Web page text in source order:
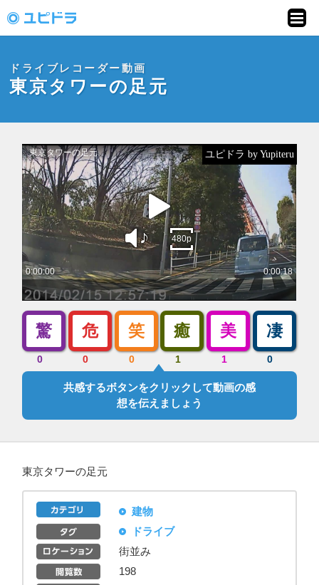
ピドラ」
ドライブレコーダー動画
東京タワーの足元
ユピドラ by Yupiteru
驚
0
危
0
笑
0
癒
1
美
1
凄
0
共感するボタンをクリックして動画の感
想を伝えましょう
東京タワーの足元
建物
ドライブ
街並み
198